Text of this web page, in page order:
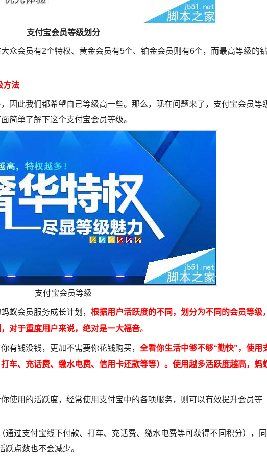
支付宝会员等级划分
众会员有2个特权、黄金会员有5个、铂金会员则有6个，而最高等级的
方法
因此我们都希望自己等级高一些。那么，现在问题来了，支付宝会员等
简单了解下这个支付宝会员等级。
支付宝会员等级
蚁会员服务成长计划， 根据用户活跃度的不同，划分为不同的会员等级
对于重度用户来说，绝对是一大福音。
有钱没钱，更加不需要你花钱购买， 全看你生活中够不够“勤快”，使用
车、充话费、缴水电费、信用卡还款等等）。使用越多活跃度越高，蚂
使用的活跃度，经常使用支付宝中的各项服务，则可以有效提升会员等
通过支付宝线下付款、打车、充话费、缴水电费等可获得不同积分），同
点数也不会减少。